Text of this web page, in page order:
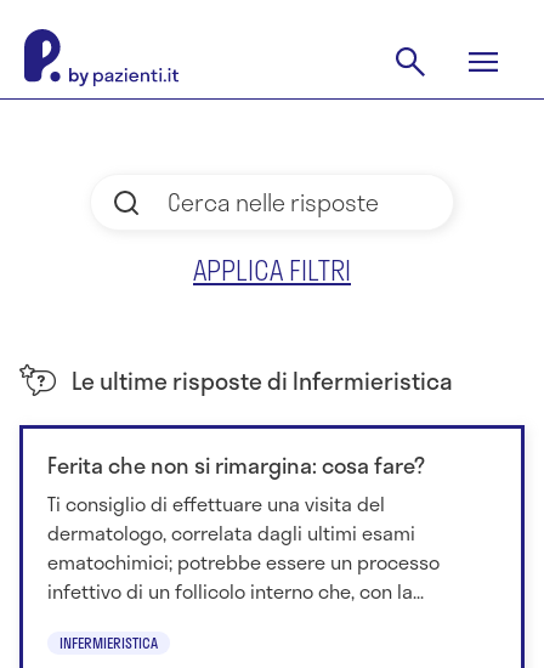
APPLICA FILTRI
Le ultime risposte di Infermieristica
Ferita che non si rimargina: cosa fare?
Ti consiglio di effettuare una visita del
dermatologo, correlata dagli ultimi esami
ematochimici; potrebbe essere un processo
infettivo di un follicolo interno che, con la...
INFERMIERISTICA